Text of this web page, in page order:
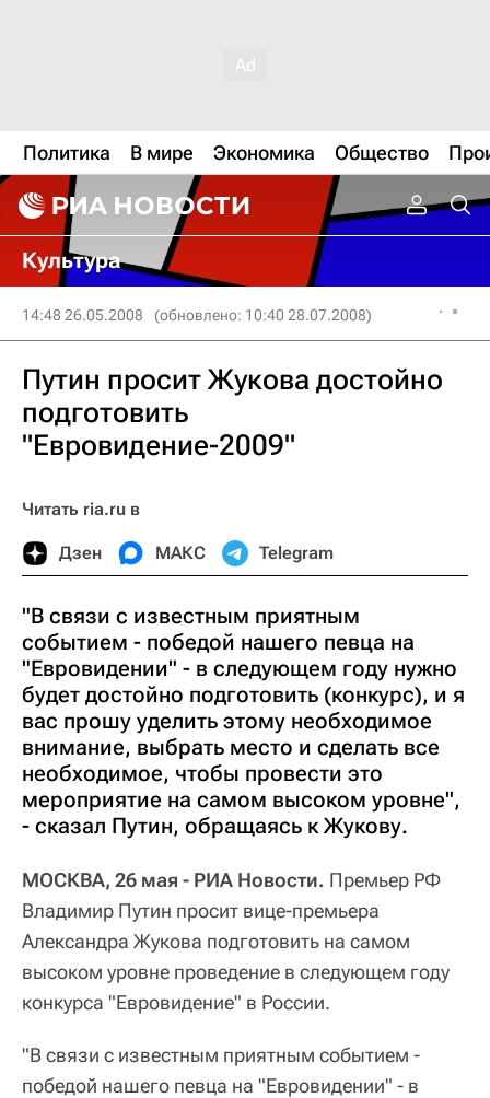
Политика В мире Экономика Общество
Культура
14:48 26.05.2008 (обновлено: 10:40 28.07.2008)
Путин просит Жукова достойно
подготовить
"Евровидение-2009"
Читать ria.ru в
Дзен МАКС Telegram
"В связи с известным приятным
событием - победой нашего певца на
"Евровидении" - в следующем году нужно
будет достойно подготовить (конкурс), и я
вас прошу уделить этому необходимое
внимание, выбрать место и сделать все
необходимое, чтобы провести это
мероприятие на самом высоком уровне",
- сказал Путин, обращаясь к Жукову.
МОСКВА, 26 мая - РИА Новости. Премьер РФ
Владимир Путин просит вице-премьера
Александра Жукова подготовить на самом
высоком уровне проведение в следующем году
конкурса "Евровидение" в России.
"В связи с известным приятным событием -
победой нашего певца на "Евровидении" - в